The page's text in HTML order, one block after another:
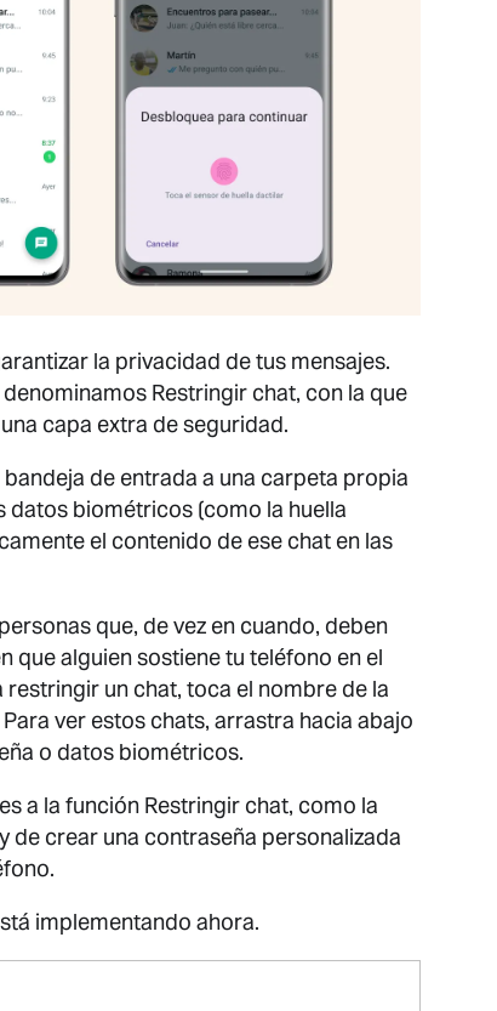
la privacidad de tus mensajes.
Restringir chat, con la que
capa extra de seguridad.
de entrada a una carpeta propia
datos biométricos (como la huella
el contenido de ese chat en las
que, de vez en cuando, deben
que alguien sostiene tu teléfono en el
un chat, toca el nombre de la
ver estos chats, arrastra hacia abajo
o datos biométricos.
a la función Restringir chat, como la
crear una contraseña personalizada
implementando ahora.